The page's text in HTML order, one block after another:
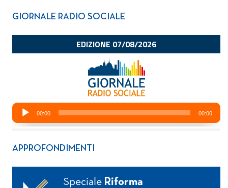
GIORNALE RADIO SOCIALE
APPROFONDIMENTI
Speciale Riforma